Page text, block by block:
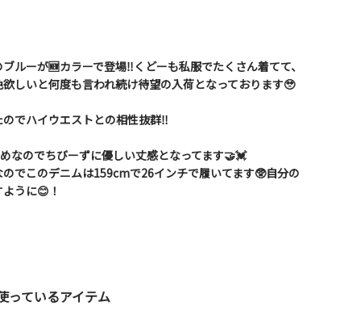
ルーが🆕カラーで登場‼️くどーも私服でたくさん着てて、
しいと何度も言われ続け待望の入荷となっております🥹
でハイウエストとの相性抜群‼️
なのでちびーずに優しい丈感となってます🤝💓
でこのデニムは159cmで26インチで履いてます🥸自分の
うに😊！
っているアイテム